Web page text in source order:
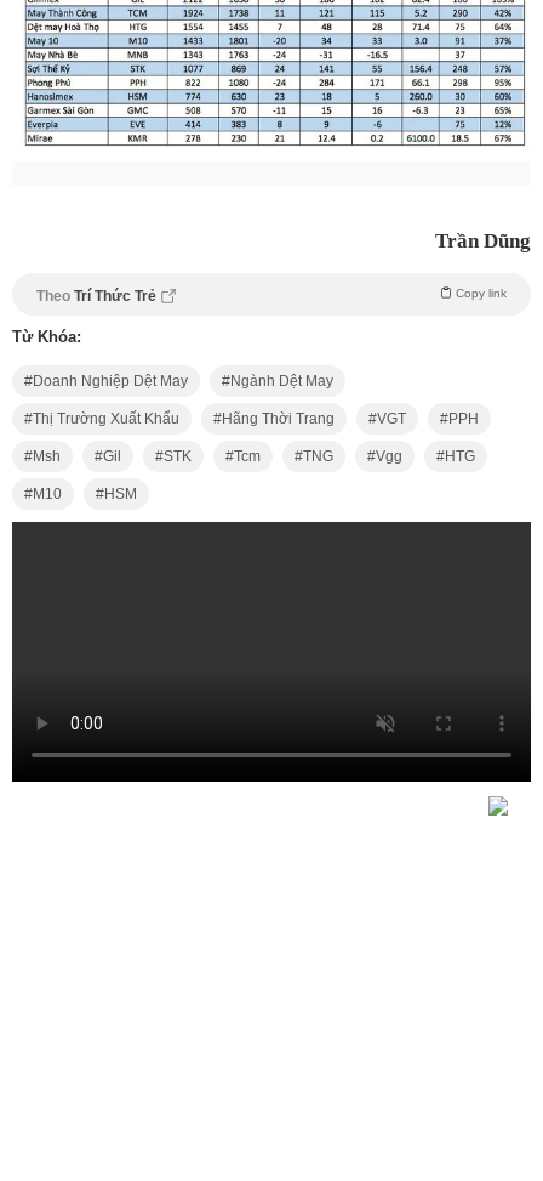
Trần Dũng
Theo Trí Thức Trẻ Copy link
Từ Khóa:
Doanh Nghiệp Dệt May Ngành Dệt May
Thị Trường Xuất Khẩu Hãng Thời Trang VGT PPH
Msh Gil STK Tcm TNG Vgg HTG
M10 HSM